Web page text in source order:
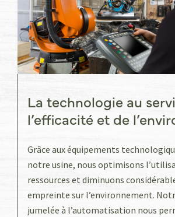
La technologie au
l’efficacité et de
Grâce aux équipements
notre usine, nous optimisons
ressources et diminuons
empreinte sur l’environnement.
jumelée à l’automatisation nous